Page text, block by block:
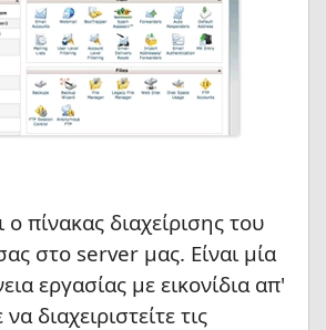
ο πίνακας διαχείρισης του
στο server μας. Είναι μία
εργασίας με εικονίδια απ'
διαχειριστείτε τις